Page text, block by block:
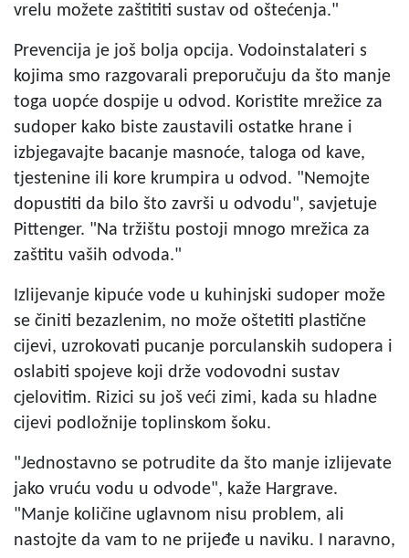
vrelu možete zaštititi sustav od oštećenja."
Prevencija je još bolja opcija. Vodoinstalateri s
kojima smo razgovarali preporučuju da što manje
toga uopće dospije u odvod. Koristite mrežice za
sudoper kako biste zaustavili ostatke hrane i
izbjegavajte bacanje masnoće, taloga od kave,
tjestenine ili kore krumpira u odvod. "Nemojte
dopustiti da bilo što završi u odvodu", savjetuje
Pittenger. "Na tržištu postoji mnogo mrežica za
zaštitu vaših odvoda."
Izlijevanje kipuće vode u kuhinjski sudoper može
se činiti bezazlenim, no može oštetiti plastične
cijevi, uzrokovati pucanje porculanskih sudopera i
oslabiti spojeve koji drže vodovodni sustav
cjelovitim. Rizici su još veći zimi, kada su hladne
cijevi podložnije toplinskom šoku.
"Jednostavno se potrudite da što manje izlijevate
jako vruću vodu u odvode", kaže Hargrave.
"Manje količine uglavnom nisu problem, ali
nastojte da vam to ne prijeđe u naviku. I naravno,